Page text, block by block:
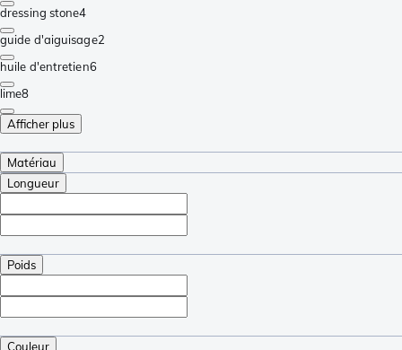
dressing stone4
guide d'aiguisage2
huile d'entretien6
lime8
Afficher plus
Matériau
Longueur
Poids
Couleur